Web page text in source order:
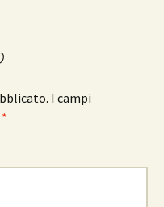
I campi
*